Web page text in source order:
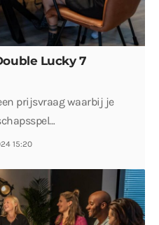
Lucky 7
prijsvraag waarbij je
15:20